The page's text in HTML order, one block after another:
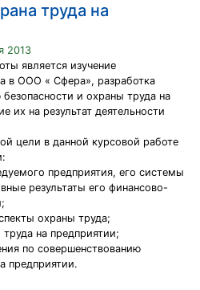
труда на
2013
является изучение
в ООО « Сфера», разработка
и охраны труда на
их на результат деятельности
цели в данной курсовой работе
предприятия, его системы
результаты его финансово-
охраны труда;
на предприятии;
по совершенствованию
предприятии.